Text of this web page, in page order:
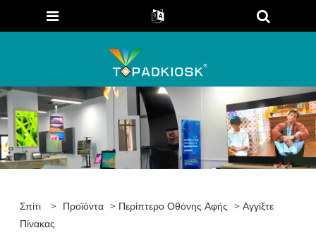
Σπίτι > Προϊόντα > Περίπτερο Οθόνης Αφής > Αγγίξτε
Πίνακας